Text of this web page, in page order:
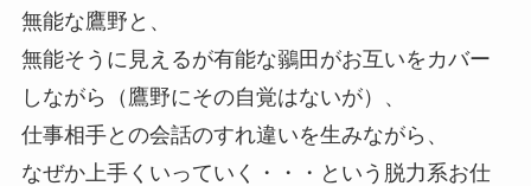
無能な鷹野と、
無能そうに見えるが有能な鶸田がお互いをカバー
しながら（鷹野にその自覚はないが）、
仕事相手との会話のすれ違いを生みながら、
なぜか上手くいっていく・・・という脱力系お仕